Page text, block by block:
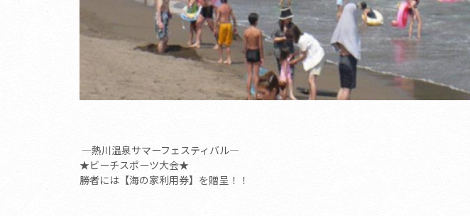
―熱川温泉サマーフェスティバル―
★ビーチスポーツ大会★
勝者には【海の家利用券】を贈呈！！